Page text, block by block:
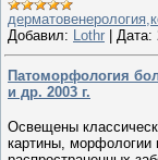
Добавил: Lothr Дата:
Патоморфология
и др. 2003 г.
Освещены
картины, морфологии